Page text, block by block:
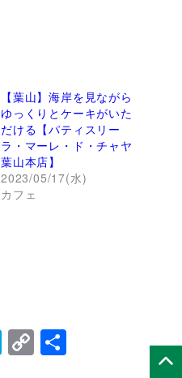
【葉山】海岸を見ながら
ゆっくりとケーキがいた
だける【パティスリー
ラ・マーレ・ド・チャヤ
葉山本店】
2023/05/17(水)
カフェ
H C 共